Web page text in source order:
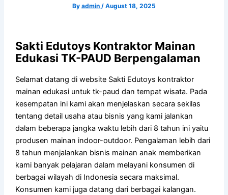
By admin / August 18, 2025
Sakti Edutoys Kontraktor Mainan
Edukasi TK-PAUD Berpengalaman
Selamat datang di website Sakti Edutoys kontraktor
mainan edukasi untuk tk-paud dan tempat wisata. Pada
kesempatan ini kami akan menjelaskan secara sekilas
tentang detail usaha atau bisnis yang kami jalankan
dalam beberapa jangka waktu lebih dari 8 tahun ini yaitu
produsen mainan indoor-outdoor. Pengalaman lebih dari
8 tahun menjalankan bisnis mainan anak memberikan
kami banyak pelajaran dalam melayani konsumen di
berbagai wilayah di Indonesia secara maksimal.
Konsumen kami juga datang dari berbagai kalangan.